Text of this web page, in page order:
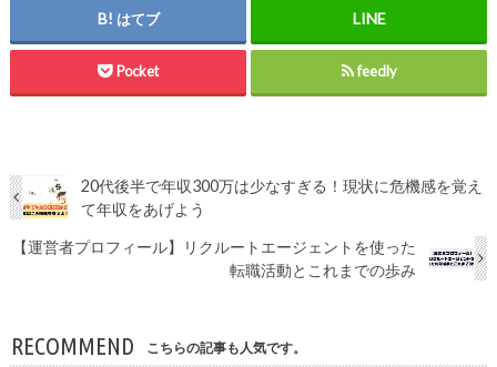
はてブ
Pocket feedly
20代後半で年収300万は少なすぎる！現状に危機感を覚え
て年収をあげよう
【運営者プロフィール】リクルートエージェントを使った
転職活動とこれまでの歩み
RECOMMEND こちらの記事も人気です。